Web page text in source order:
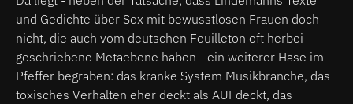
und Gedichte über Sex mit bewusstlosen Frauen doch
nicht, die auch vom deutschen Feuilleton oft herbei
geschriebene Metaebene haben - ein weiterer Hase im
Pfeffer begraben: das kranke System Musikbranche, das
toxisches Verhalten eher deckt als AUFdeckt, das